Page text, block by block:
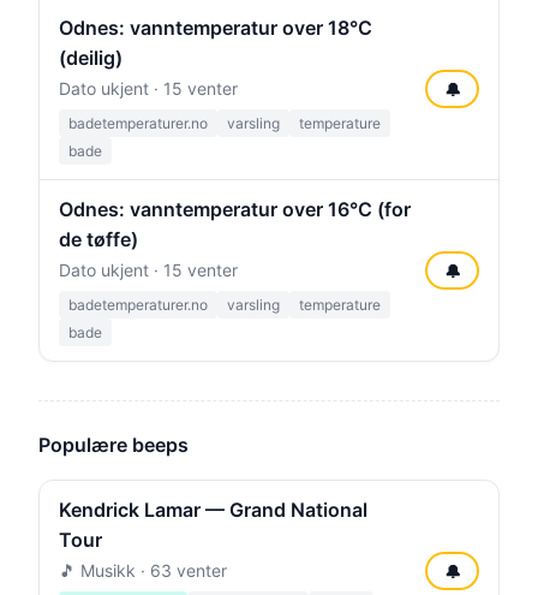
Odnes: vanntemperatur over 18°C
(deilig)
Dato ukjent · 15 venter
badetemperaturer.no varsling
temperature
bade
🔔
Odnes: vanntemperatur over 16°C (for
de tøffe)
Dato ukjent · 15 venter
badetemperaturer.no varsling
temperature
bade
🔔
Populære beeps
Kendrick Lamar — Grand National
Tour
🎵 Musikk · 63 venter 🔔